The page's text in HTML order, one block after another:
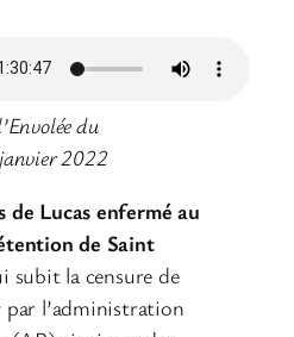
du
2022
de Lucas enfermé au
de Saint
subit la censure de
l’administration